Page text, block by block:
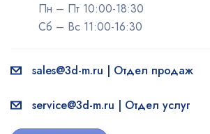
Пн – Пт 10:00-18:30
Сб – Вс 11:00-16:30
sales@3d-m.ru | Отдел продаж
service@3d-m.ru | Отдел услуг